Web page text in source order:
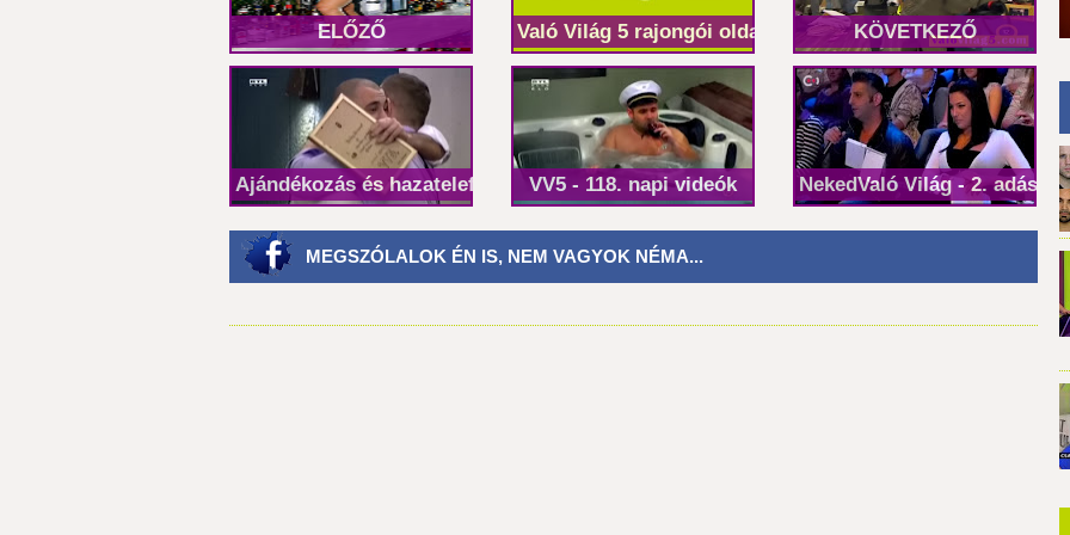
ELŐZŐ Való Világ 5 rajongói oldal KÖVETKEZŐ
Ajándékozás és hazatelefonálásVV5 - 118. napi videók NekedValó Világ - 2. adás
MEGSZÓLALOK ÉN IS, NEM VAGYOK NÉMA...